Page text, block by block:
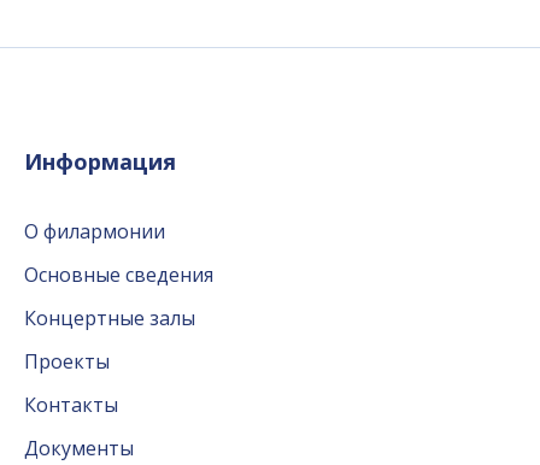
Информация
О филармонии
Основные сведения
Концертные залы
Проекты
Контакты
Документы